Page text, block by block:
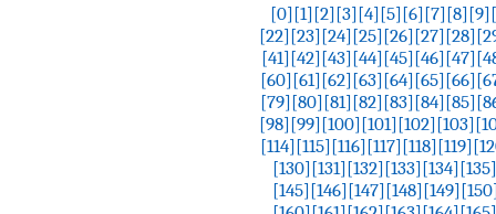
[0][1][2][3][4][5][6][7][8][9]
[22][23][24][25][26][27][28]
[41][42][43][44][45][46][47]
[60][61][62][63][64][65][66]
[79][80][81][82][83][84][85]
[98][99][100][101][102][103]
[114][115][116][117][118][119]
[130][131][132][133][134][135]
[145][146][147][148][149]